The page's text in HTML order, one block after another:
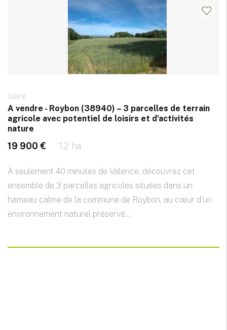
Isère
A vendre - Roybon (38940) – 3 parcelles de terrain
agricole avec potentiel de loisirs et d'activités
nature
19 900 € 1.2 ha
À seulement 40 minutes de Valence, découvrez cet
ensemble de 3 parcelles agricoles situées dans un
hameau calme de la commune de Roybon, au cœur d'un
environnement naturel préservé...